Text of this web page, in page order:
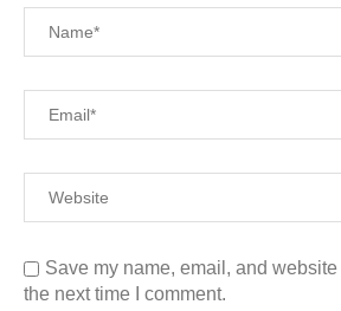
Save my name, email, and
the next time I comment.